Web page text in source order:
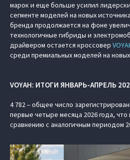
марок и еще больше усилил
сегменте моделей на новых
бренда продолжается на фоне
технологичные гибриды и
драйвером остается кроссовер
среди премиальных моделей на
VOYAH: ИТОГИ ЯНВАРЬ-АПРЕЛЬ
4 782 – общее число
первые четыре месяца 2026 года,
сравнению с аналогичным периодом